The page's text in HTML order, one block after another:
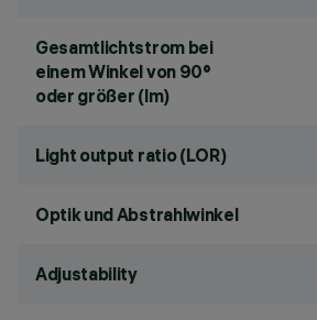
Gesamtlichtstrom bei
einem Winkel von 90°
oder größer (lm)
Light output ratio (LOR)
Optik und Abstrahlwinkel
Adjustability